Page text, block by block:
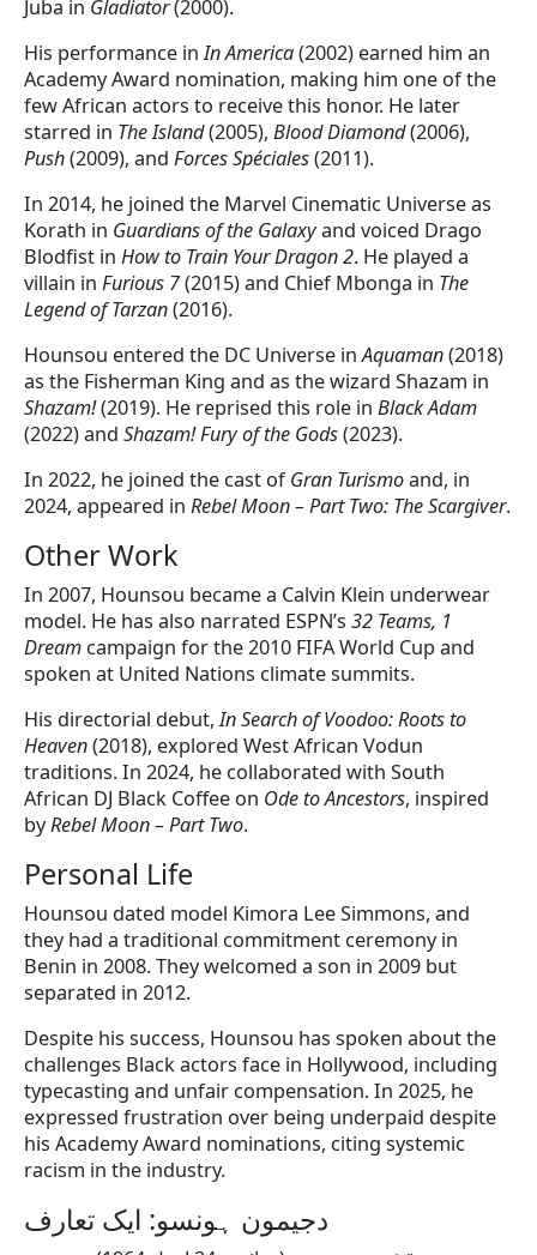
Juba in Gladiator(2000).
His performance inIn America(2002) earned him an
Academy Award nomination, making him one of the
few African actors to receive this honor. He later
starred in The Island(2005), Blood Diamond(2006),
Push(2009), and Forces Spéciales(2011).
In 2014, he joined the Marvel Cinematic Universe as
Korath in Guardians of the Galaxyand voiced Drago
Blodfist in How to Train Your Dragon 2. He played a
villain in Furious 7(2015) and Chief Mbonga in The
Legend of Tarzan(2016).
Hounsou entered the DC Universe inAquaman(2018)
as the Fisherman King and as the wizard Shazam in
Shazam!(2019). He reprised this role in Black Adam
(2022) and Shazam! Fury of the Gods(2023).
In 2022, he joined the cast ofGran Turismoand, in
2024, appeared in Rebel Moon – Part Two: The Scargiver.
Other Work
In 2007, Hounsou became a Calvin Klein underwear
model. He has also narrated ESPN’s 32 Teams, 1
Dream campaign for the 2010 FIFA World Cup and
spoken at United Nations climate summits.
His directorial debut,In Search of Voodoo: Roots to
Heaven(2018), explored West African Vodun
traditions. In 2024, he collaborated with South
African DJ Black Coffee on Ode to Ancestors, inspired
byRebel Moon – Part Two.
Personal Life
Hounsou dated model Kimora Lee Simmons, and
they had a traditional commitment ceremony in
Benin in 2008. They welcomed a son in 2009 but
separated in 2012.
Despite his success, Hounsou has spoken about the
challenges Black actors face in Hollywood, including
typecasting and unfair compensation. In 2025, he
expressed frustration over being underpaid despite
his Academy Award nominations, citing systemic
racism in the industry.
دجیمون ہونسو: ایک تعارف